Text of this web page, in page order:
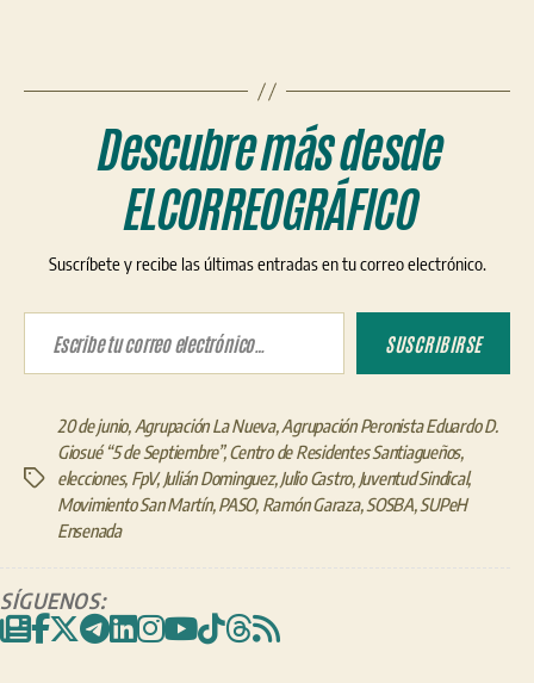
Descubre más desde
ELCORREOGRÁFICO
Suscríbete y recibe las últimas entradas en tu correo electrónico.
Escribe tu correo electrónico…
SUSCRIBIRSE
Etiquetas
20 de junio, Agrupación La Nueva,Agrupación Peronista Eduardo D.
Giosué “5 de Septiembre”,Centro de Residentes Santiagueños,
elecciones, FpV,Julián Dominguez,Julio Castro, Juventud Sindical,
Movimiento San Martín,PASO, Ramón Garaza,SOSBA,SUPeH
Ensenada
SÍGUENOS: